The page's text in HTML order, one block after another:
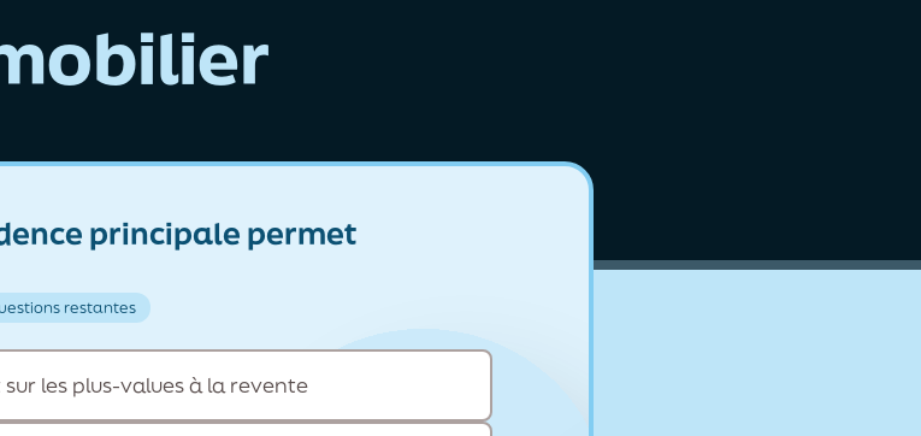
principale permet
restantes
sur les plus-values à la revente